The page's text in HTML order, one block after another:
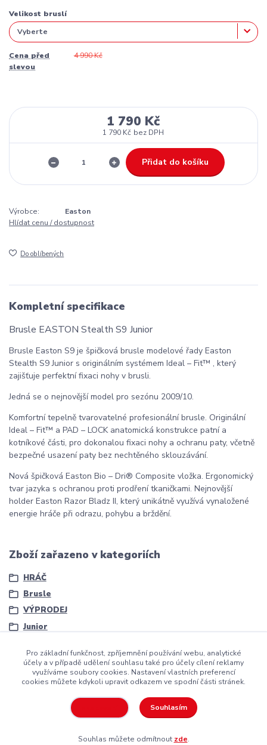
Velikost bruslí
Cena před
slevou
4 990 Kč
1 790 Kč
1 790 Kč bez DPH
Přidat do košíku
Výrobce:
Easton
Hlídat cenu / dostupnost
Do oblíbených
Kompletní specifikace
Brusle EASTON Stealth S9 Junior
Brusle Easton S9 je špičková brusle modelové řady Easton
Stealth S9 Junior s originálním systémem Ideal – Fit™ , který
zajišťuje perfektní fixaci nohy v brusli.
Jedná se o nejnovější model pro sezónu 2009/10.
Komfortní tepelně tvarovatelné profesionální brusle. Originální
Ideal – Fit™ a PAD – LOCK anatomická konstrukce patní a
kotníkové části, pro dokonalou fixaci nohy a ochranu paty, včetně
bezpečné usazení paty bez nechtěného sklouzávání.
Nová špičková Easton Bio – Dri® Composite vložka. Ergonomický
tvar jazyka s ochranou proti prodření tkaničkami. Nejnovější
holder Easton Razor Bladz II, který unikátně využívá vynaložené
energie hráče při odrazu, pohybu a brždění.
Zboží zařazeno v kategoriích
HRÁČ
Brusle
VÝPRODEJ
Junior
Copyright ©2016Hockeyzone.cz Brnovaše značková
za rozumnou cenu
Vytvořeno na Eshop-rychle.cz
Pro základní funkčnost, zpříjemnění používání webu, analytické
účely a v případě udělení souhlasu také pro účely cílení reklamy
využíváme soubory cookies. Nastavení vlastních preferencí
cookies můžete kdykoli upravit odkazem ve spodní části stránek.
Souhlasím
Souhlas můžete odmítnout zde.